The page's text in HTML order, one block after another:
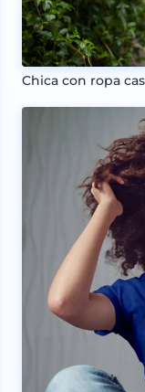
Chica con ropa